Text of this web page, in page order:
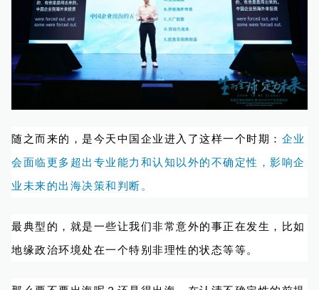
随之而来的，是今天中国企业进入了这样一个时期： 企业
会面临更多超出专业能力和认知以外的不确定性，影响企
业未来的出海决策和判断。
最典型的，就是一些让我们非常意外的事正在发生，比如
地缘政治环境处在一个特别非理性的状态等等。